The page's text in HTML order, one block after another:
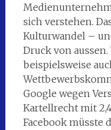
sich verstehen.
Kulturwandel –
Druck von
beispielsweise
Google wegen
Kartellrecht mit
Facebook müsste